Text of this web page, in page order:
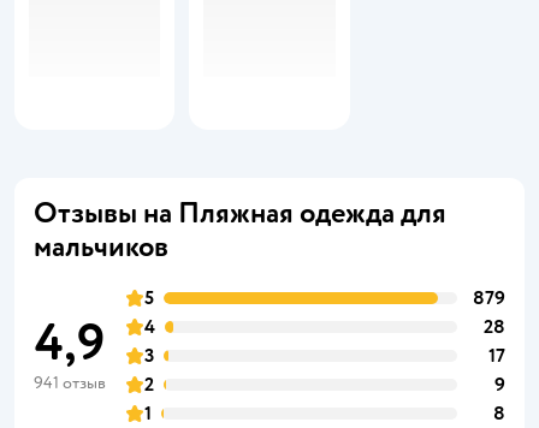
Отзывы на Пляжная одежда для
мальчиков
4,9
941 отзыв
5
879
4
28
3
17
2
9
1
8